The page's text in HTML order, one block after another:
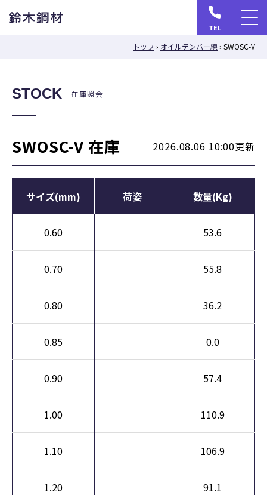
TEL
メ
ニ
ュ
トップ› オイルテンパー線 › SWOSC-V
STOCK 在庫照会
SWOSC-V 在庫 2026.08.06 10:00更新
サイズ(mm) 荷姿 数量(Kg)
0.60 53.6
0.70 55.8
0.80 36.2
0.85 0.0
0.90 57.4
1.00 110.9
1.10 106.9
1.20 91.1